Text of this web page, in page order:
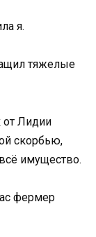
я.
тяжелые
от Лидии
скорбью,
имущество.
фермер